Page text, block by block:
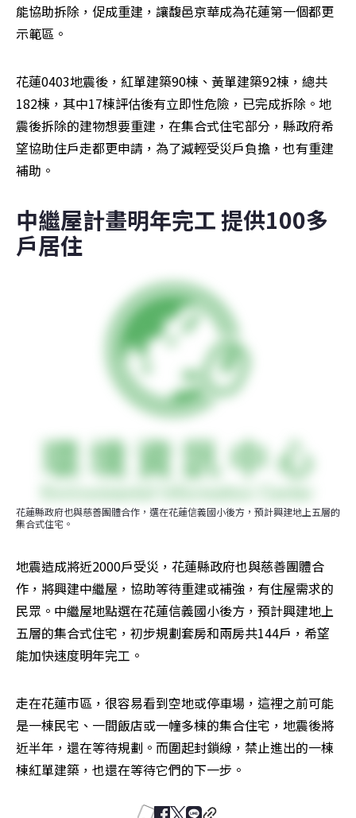
能協助拆除，促成重建，讓馥邑京華成為花蓮第一個都更
示範區。
花蓮0403地震後，紅單建築90棟、黃單建築92棟，總共
182棟，其中17棟評估後有立即性危險，已完成拆除。地
震後拆除的建物想要重建，在集合式住宅部分，縣政府希
望協助住戶走都更申請，為了減輕受災戶負擔，也有重建
補助。
中繼屋計畫明年完工 提供100多
戶居住
花蓮縣政府也與慈善團體合作，選在花蓮信義國小後方，預計興建地上五層的
集合式住宅。
地震造成將近2000戶受災，花蓮縣政府也與慈善團體合
作，將興建中繼屋，協助等待重建或補強，有住屋需求的
民眾。中繼屋地點選在花蓮信義國小後方，預計興建地上
五層的集合式住宅，初步規劃套房和兩房共144戶，希望
能加快速度明年完工。
走在花蓮市區，很容易看到空地或停車場，這裡之前可能
是一棟民宅、一間飯店或一幢多棟的集合住宅，地震後將
近半年，還在等待規劃。而圍起封鎖線，禁止進出的一棟
棟紅單建築，也還在等待它們的下一步。